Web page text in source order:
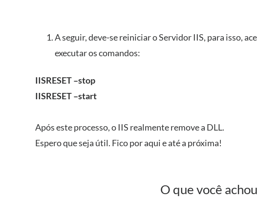
A seguir, deve-se reiniciar o Servidor IIS, para isso,
executar os comandos:
IISRESET –stop
IISRESET –start
Após este processo, o IIS realmente remove a DLL.
Espero que seja útil. Fico por aqui e até a próxima!
O que você